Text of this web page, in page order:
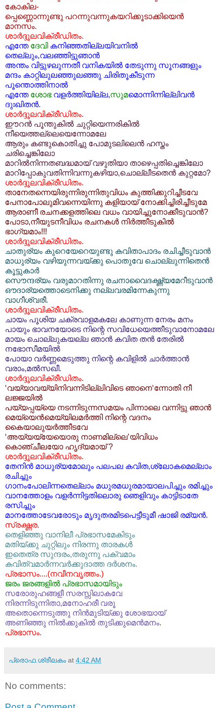
കോകില-
പ്പെണ്ണൊന്നുണ്ടു പറന്നുവന്നുകയറിക്കൂടാക്കിയെന്‍
മാനസം.
ശാര്‍ദ്ദൂലവിക്രീഡിതം.
എന്തേ ദേവി കനിഞ്ഞതില്ലയിവനില്‍
തെല്ലും,വലഞ്ഞിട്ടുഞാന്‍
അന്തം വിട്ടുഴലുന്നതീ വനികയില്‍ തേടുന്നു സൂനങ്ങളും
മന്ദം കാറ്റിലുലഞ്ഞുലഞ്ഞു ചിരിതൂകീടുന്ന
പൂന്തൊത്തിനാല്‍
എന്തേ ശോഭ വളര്‍ത്തിയില്ല,സുമമൊന്നിന്നില്ലിവന്‍
ദുഃഖിതന്‍.
ശാര്‍ദ്ദൂലവിക്രീഡിതം.
ഈറന്‍ പൂന്തുകില്‍ ചുറ്റിയെന്നരികില്‍
നീയെത്തല്ലെയെന്നോമലേ
ആരും കണ്ടുകൊതിച്ചു പോമുടലിലെന്‍ ഹസ്തം
ചരിച്ചെങ്കിലോ
മാറില്‍നിന്നതബദ്ധമായ് വഴുതിയാ താഴെപ്പതിച്ചെങ്കിലോ
മാറിപ്പോകുവതിന്നിവന്നുകഴിയാ,ചൊല്ലീടതെന്‍ കുറ്റമോ?
ശാര്‍ദ്ദൂലവിക്രീഡിതം.
താനേതന്നെയിരുന്നിരുന്നിതുവിധം കുത്തിക്കുറിച്ചീടവേ
പേനാപോലുമിവന്നെയിന്നു കളിയായ് നോക്കിച്ചിരിച്ചീടുമേ
ആരാണീ രചനക്കളത്തിലെ വധം വായിച്ചുനോക്കീടുവാന്‍?
പോടാ,നീയുടനീവിധം രചനകള്‍ നിര്‍ത്തീടുകില്‍
ഭാഗ്യമാം!!!
ശാര്‍ദ്ദൂലവിക്രീഡിതം.
ചാതുര്യം കുറെയേറെയുണ്ടു കവിതാപാദം രചിച്ചീടുവാന്‍
മാധുര്യം വഴിയുന്നവയ്ക്കു പൊതുവേ ചൊല്ലുന്നിതെന്‍
കൂട്ടുകാര്‍
സൌന്ദര്യം വരുമാറതിന്നു രചനാവൈദഗ്ദ്ധ്യമേറീടുവാന്‍
ഔദാര്യത്തൊടെനിക്കു നല്ലവരമിന്നേകുന്നു
വാഗീശ്വരീ.
ശാര്‍ദ്ദൂലവിക്രീഡിതം.
ചായം പൂശിയ ചക്രവാളമകലേ കാണുന്ന നേരം മനം
പായും ഭാവനയോടെ നിന്റെ സവിധേയെത്തീടുവാനോമലേ
മായം ചൊല്ലുകയല്ല ഞാന്‍ കവിത തന്‍ തേരില്‍
നഭോസീമയില്‍
പോയാ വര്‍ണ്ണമെടുത്തു നിന്റെ കവിളില്‍ ചാര്‍ത്താന്‍
വരാം,മല്‍‌സഖീ.
ശാര്‍ദ്ദൂലവിക്രീഡിതം.
‘വയ്യാവയ്യിനിവന്നിടില്ലിവിടെ ഞാനെ‘ന്നോതി നീ
ലജ്ജയില്‍
പയ്യപ്പയ്യെ നടന്നിടുന്നസമയം പിന്നാലെ വന്നിട്ടു ഞാന്‍
മെയ്യെന്‍മെയ്യിലമര്‍ത്തി നിന്റെ വദനം
കൈയാലുയര്‍ത്തീടവേ
‘അയ്യയ്യേയൊരു നാണമില്ലെ’യിവിധം
കൊഞ്ചീലയോ ഹൃദ്യമായ് ?
ശാര്‍ദ്ദൂലവിക്രീഡിതം.
തേനിന്‍ മാധുര്യമോലും പലപല കവിത,ശ്ലോകമെല്ലാം
രചിച്ചും
ഗാനം‌പോലിന്നതെല്ലാം മധുരമധുരമായാലപിച്ചും രമിച്ചും
വാനത്തോളം വളര്‍ന്നിട്ടതിലൊരു ഞെളിവും കാട്ടിടാതേ
രസിച്ചും
മാനത്തോടേവരോടും മൃദുതരമിടപെട്ടീടുമീ ഷാജി രമ്യന്‍.
സ്രഗ്ദ്ധര.
തെളിഞ്ഞു വാനിലീ പ്രഭാസമേകിടും
മതിയ്ക്കു ചുറ്റിലും നിരന്നു താരകള്‍
ഇതെത്ര സുന്ദരം,തരുന്നു പക്വമാം
കവിത്വമാര്‍ന്നവര്‍ക്കുദാത്ത ദര്‍ശനം.
പ്രഭാസം....(നവീനവൃത്തം.)
ജരം ജരങ്ങളില്‍ പ്രഭാസമായിടും
സരോരുഹങ്ങളീ സരസ്സിലാകവേ
നിരന്നിടുന്നിതാ,മനോഹരീ വരൂ
അതൊന്നെടുത്തു നിന്‍മുടിയ്ക്കു ശോഭയായ്
അണിഞ്ഞു നില്‍ക്കുകില്‍ തുടിക്കുമെന്‍മനം.
പ്രഭാസം.
പ്രൊഫ.ശ്രീലകം at 4:42 AM
No comments: